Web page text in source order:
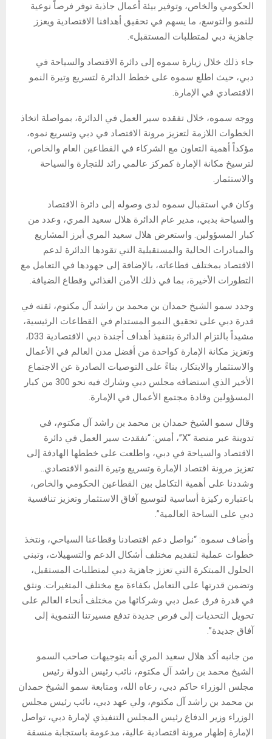
الحكومي والخاص، وتوفير بيئة أعمال جاذبة توفر فرصاً نوعية
للنمو والتوسع، ما يسهم في تحقيق أهدافنا الاقتصادية ويعزز
جاهزية دبي لمتطلبات المستقبل».
جاء ذلك خلال زيارة سموه إلى دائرة الاقتصاد والسياحة في
دبي، حيث اطلع سموه على خطط الدائرة لتسريع وتيرة النمو
الاقتصادي في الإمارة.
ووجه سموه، خلال تفقده سير العمل في الدائرة، بمواصلة اتخاذ
الخطوات اللازمة لتعزيز مرونة الاقتصاد في دبي وتسريع نموه،
مؤكداً أهمية التعاون مع الشركاء في القطاعين العام والخاص،
لترسيخ مكانة الإمارة كمركز عالمي رائد للتجارة والسياحة
والاستثمار.
وكان في استقبال سموه لدى وصوله إلى دائرة الاقتصاد
والسياحة بدبي، مدير عام الدائرة هلال سعيد المري، وعدد من
كبار المسؤولين. واستعرض هلال سعيد المري أبرز المشاريع
والمبادرات الحالية والمستقبلية التي تقودها الدائرة لدعم
الاقتصاد بمختلف قطاعاته، بالإضافة إلى جهودها في التعامل مع
التطورات الأخيرة، بما في ذلك الأمن الغذائي وقطاع الضيافة.
وجدد سمو الشيخ حمدان بن محمد بن راشد آل مكتوم، ثقته في
قدرة دبي على تحقيق النمو المستدام في القطاعات الرئيسية،
مشيداً بالتزام الدائرة بتنفيذ أهداف أجندة دبي الاقتصادية D33،
وتعزيز مكانة الإمارة كواحدة من أفضل مدن العالم في الأعمال
والاستثمار والابتكار، بناءً على التوصيات الصادرة عن الاجتماع
الأخير الذي استضافه مجلس دبي وشارك فيه نحو 300 من كبار
المسؤولين وقادة مجتمع الأعمال في الإمارة.
وقال سمو الشيخ حمدان بن محمد بن راشد آل مكتوم، في
تدوينة عبر منصة “X”، أمس: “تفقدت سير العمل في دائرة
الاقتصاد والسياحة في دبي، واطلعت على خططها الهادفة إلى
تعزيز مرونة اقتصاد الإمارة وتسريع وتيرة النمو الاقتصادي..
وشددنا على أهمية التكامل بين القطاعين الحكومي والخاص،
باعتباره ركيزة أساسية لتوسيع آفاق الاستثمار وتعزيز تنافسية
دبي على الساحة العالمية”.
وأضاف سموه: “نواصل دعم اقتصادنا وقطاعنا السياحي، ونتخذ
خطوات عملية لتقديم مختلف أشكال الدعم والتسهيلات، وتبني
الحلول المبتكرة التي تعزز جاهزية دبي لمتطلبات المستقبل،
وتضمن قدرتها على التعامل بكفاءة مع مختلف المتغيرات. ونثق
في قدرة فرق عمل دبي وشركائها من مختلف أنحاء العالم على
تحويل التحديات إلى فرص جديدة تدفع مسيرتنا التنموية إلى
آفاق جديدة”.
من جانبه أكد هلال سعيد المري أنه بتوجيهات صاحب السمو
الشيخ محمد بن راشد آل مكتوم، نائب رئيس الدولة رئيس
مجلس الوزراء حاكم دبي، رعاه الله، ومتابعة سمو الشيخ حمدان
بن محمد بن راشد آل مكتوم، ولي عهد دبي، نائب رئيس مجلس
الوزراء وزير الدفاع رئيس المجلس التنفيذي لإمارة دبي، تواصل
الإمارة إظهار مرونة اقتصادية عالية، مدعومة باستجابة منسقة